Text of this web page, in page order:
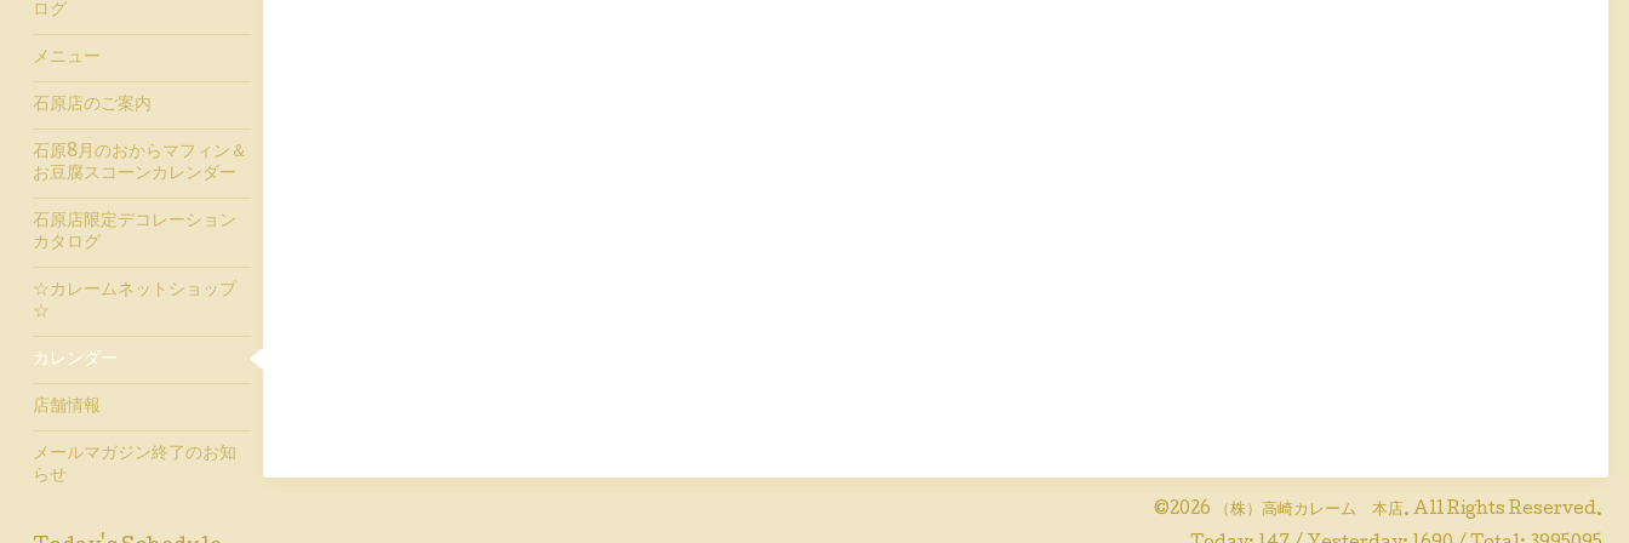
©2026 （株）高崎カレーム 本店. All Rights Reserved.
ログ
メニュー
石原店のご案内
石原8月のおからマフィン＆
お豆腐スコーンカレンダー
石原店限定デコレーション
カタログ
☆カレームネットショップ
☆
カレンダー
店舗情報
メールマガジン終了のお知
らせ